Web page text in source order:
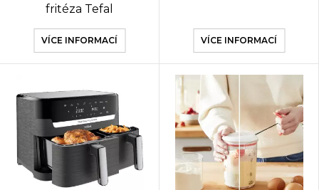
fritéza Tefal
VÍCE INFORMACÍ VÍCE INFORMACÍ